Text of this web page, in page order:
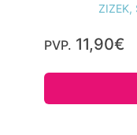
ZIZEK,
PVP. 11,90€